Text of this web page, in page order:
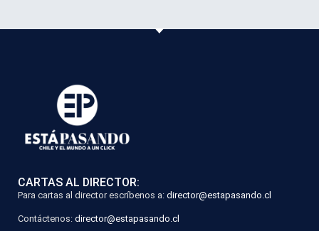
CARTAS AL DIRECTOR:
Para cartas al director escríbenos a: director@estapasando.cl
Contáctenos: director@estapasando.cl